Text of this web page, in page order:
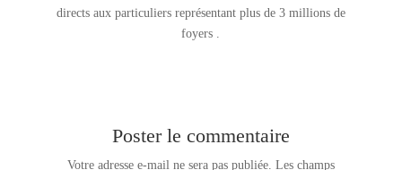
directs aux particuliers représentant plus de 3 millions de
foyers .
Poster le commentaire
Votre adresse e-mail ne sera pas publiée. Les champs